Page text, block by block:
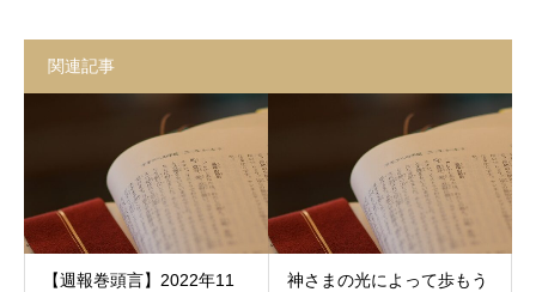
関連記事
【週報巻頭言】2022年11
神さまの光によって歩もう